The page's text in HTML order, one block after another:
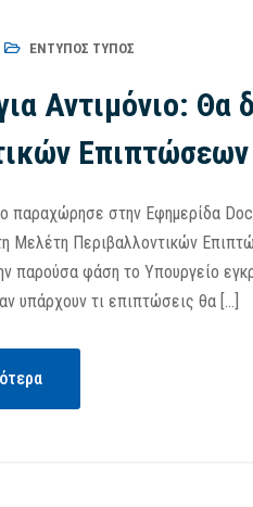
ΈΝΤΥΠΟΣ ΤΎΠΟΣ
Αντιμόνιο: Θα
Επιπτώσεων
παραχώρησε στην Εφημερίδα
Μελέτη Περιβαλλοντικών
παρούσα φάση το Υπουργείο
υπάρχουν τι επιπτώσεις θα […]